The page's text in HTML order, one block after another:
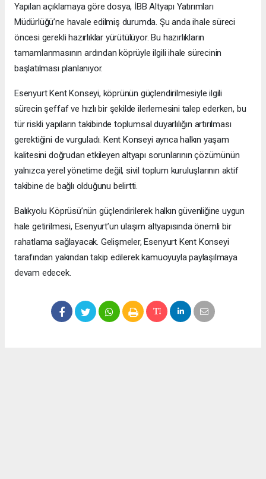
Yapılan açıklamaya göre dosya, İBB Altyapı Yatırımları
Müdürlüğü’ne havale edilmiş durumda. Şu anda ihale süreci
öncesi gerekli hazırlıklar yürütülüyor. Bu hazırlıkların
tamamlanmasının ardından köprüyle ilgili ihale sürecinin
başlatılması planlanıyor.
Esenyurt Kent Konseyi, köprünün güçlendirilmesiyle ilgili
sürecin şeffaf ve hızlı bir şekilde ilerlemesini talep ederken, bu
tür riskli yapıların takibinde toplumsal duyarlılığın artırılması
gerektiğini de vurguladı. Kent Konseyi ayrıca halkın yaşam
kalitesini doğrudan etkileyen altyapı sorunlarının çözümünün
yalnızca yerel yönetime değil, sivil toplum kuruluşlarının aktif
takibine de bağlı olduğunu belirtti.
Balıkyolu Köprüsü’nün güçlendirilerek halkın güvenliğine uygun
hale getirilmesi, Esenyurt’un ulaşım altyapısında önemli bir
rahatlama sağlayacak. Gelişmeler, Esenyurt Kent Konseyi
tarafından yakından takip edilerek kamuoyuyla paylaşılmaya
devam edecek.